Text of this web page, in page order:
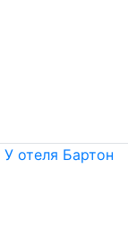
У отеля Бартон